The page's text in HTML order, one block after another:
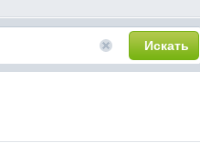
Искать